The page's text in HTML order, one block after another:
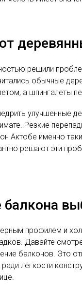
решили
обычные
а шпингалеты
улучшенные
Резкие
Актобе именно
решают эти
профилем и
Давайте
балконов. Это
легкости